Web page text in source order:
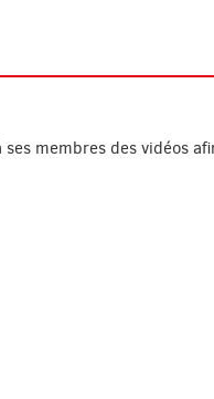
membres des vidéos